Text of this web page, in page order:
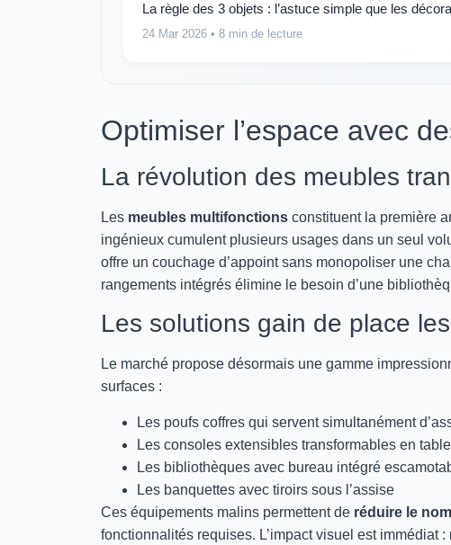
La règle des 3 objets : l’astuce simple que les
24 Mar 2026 • 8 min de lecture
Optimiser l’espace avec
La révolution des meubles
Les meubles multifonctions constituent la première
ingénieux cumulent plusieurs usages dans un seul
offre un couchage d’appoint sans monopoliser une
rangements intégrés élimine le besoin d’une
Les solutions gain de place
Le marché propose désormais une gamme
surfaces :
Les poufs coffres qui servent simultanément
Les consoles extensibles transformables en
Les bibliothèques avec bureau intégré
Les banquettes avec tiroirs sous l’assise
Ces équipements malins permettent de réduire le
fonctionnalités requises. L’impact visuel est immédiat